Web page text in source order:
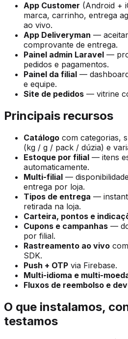
App Customer (Android +
marca, carrinho, entrega
ao vivo.
App Deliveryman — aceitar
comprovante de entrega.
Painel admin Laravel —
pedidos e pagamentos.
Painel da filial —
e equipe.
Site de pedidos — vitrine
Principais recursos
Catálogo com categorias,
(kg / g / pack / dúzia) e
Estoque por filial — itens
automaticamente.
Multi-filial —
entrega por loja.
Tipos de entrega —
retirada na loja.
Carteira, pontos e
Cupons e campanhas —
por filial.
Rastreamento ao vivo
SDK.
Push + OTP via Firebase.
Multi-idioma e multi-
Fluxos de reembolso e
O que instalamos,
testamos